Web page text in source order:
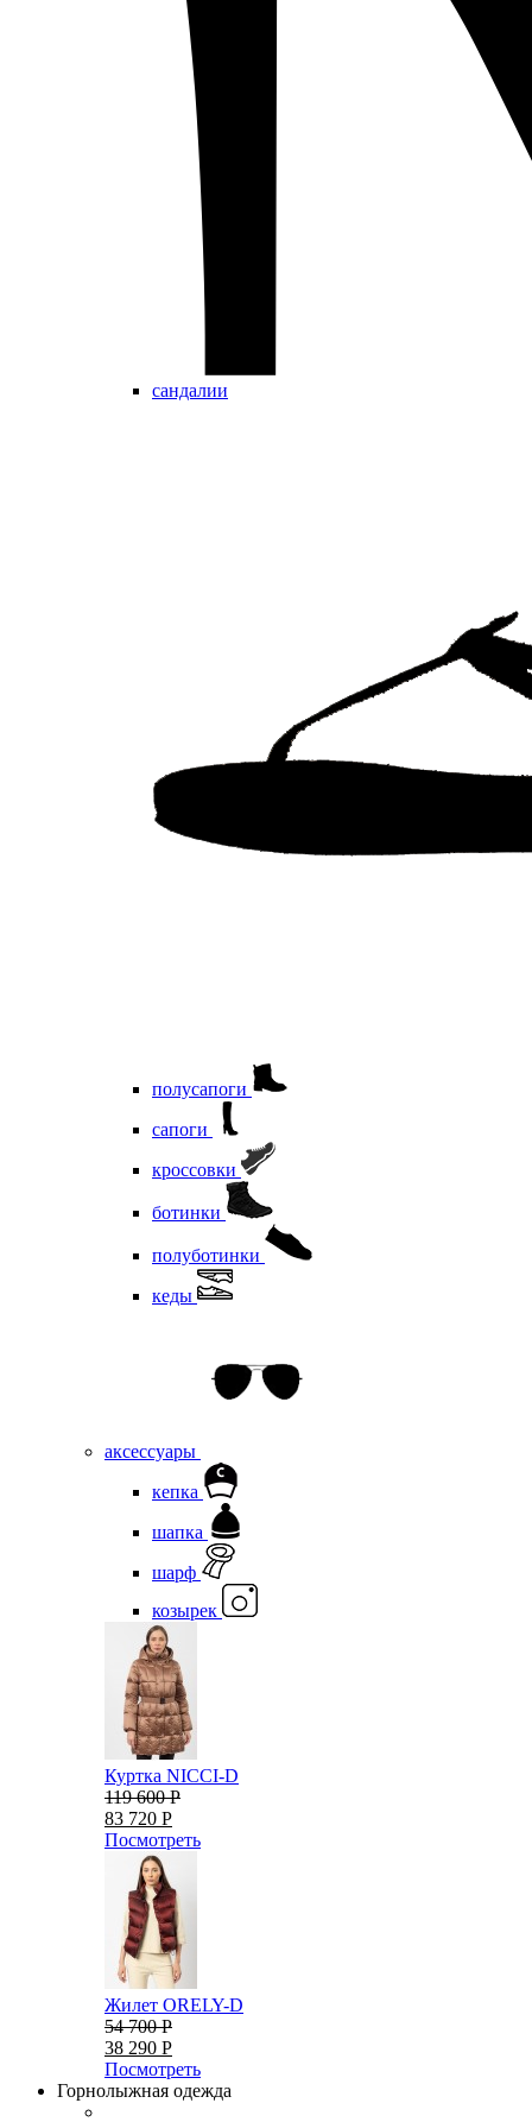
сандалии
полусапоги
сапоги
кроссовки
ботинки
полуботинки
кеды
аксессуары
кепка
шапка
шарф
козырек
Куртка NICCI-D
119 600 Р
83 720 Р
Посмотреть
Жилет ORELY-D
54 700 Р
38 290 Р
Посмотреть
Горнолыжная одежда